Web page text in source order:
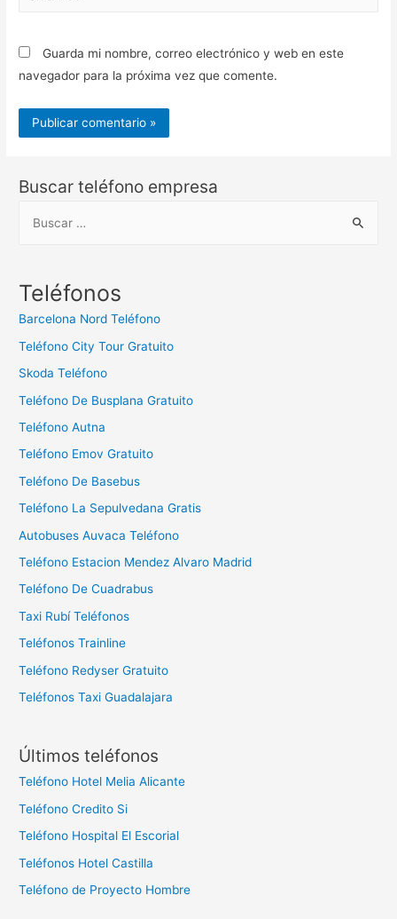
Guarda mi nombre, correo electrónico y web en este
navegador para la próxima vez que comente.
Buscar teléfono empresa
c
:
Teléfonos
Barcelona Nord Teléfono
Teléfono City Tour Gratuito
Skoda Teléfono
Teléfono De Busplana Gratuito
Teléfono Autna
Teléfono Emov Gratuito
Teléfono De Basebus
Teléfono La Sepulvedana Gratis
Autobuses Auvaca Teléfono
Teléfono Estacion Mendez Alvaro Madrid
Teléfono De Cuadrabus
Taxi Rubí Teléfonos
Teléfonos Trainline
Teléfono Redyser Gratuito
Teléfonos Taxi Guadalajara
Últimos teléfonos
Teléfono Hotel Melia Alicante
Teléfono Credito Si
Teléfono Hospital El Escorial
Teléfonos Hotel Castilla
Teléfono de Proyecto Hombre